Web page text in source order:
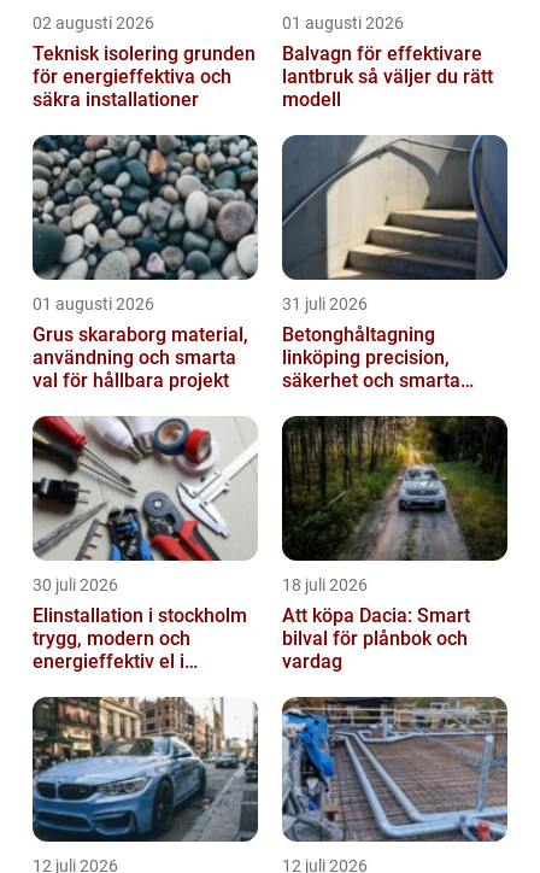
02 augusti 2026
Teknisk isolering grunden
för energieffektiva och
säkra installationer
01 augusti 2026
Balvagn för effektivare
lantbruk så väljer du rätt
modell
01 augusti 2026
Grus skaraborg material,
användning och smarta
val för hållbara projekt
31 juli 2026
Betonghåltagning
linköping precision,
säkerhet och smarta
30 juli 2026
Elinstallation i stockholm
trygg, modern och
energieffektiv el i
18 juli 2026
Att köpa Dacia: Smart
bilval för plånbok och
vardag
12 juli 2026 12 juli 2026